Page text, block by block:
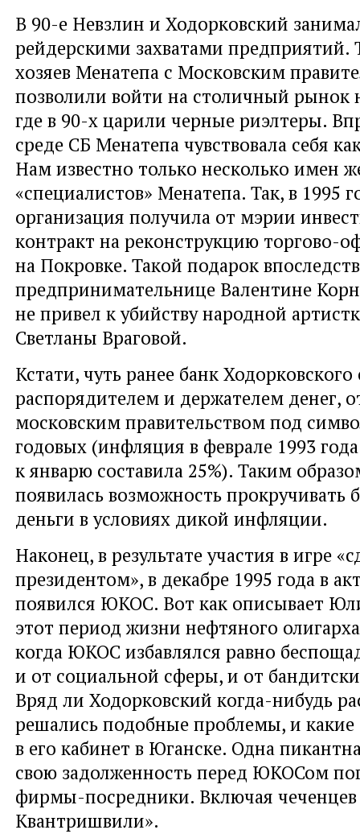
В 90-е Невзлин и Ходорковский
рейдерскими захватами предприятий.
хозяев Менатепа с Московским
позволили войти на столичный рынок
где в 90-х царили черные риэлтеры.
среде СБ Менатепа чувствовала себя
Нам известно только несколько имен
«специалистов» Менатепа. Так, в 1995
организация получила от мэрии
контракт на реконструкцию торгово-
на Покровке. Такой подарок
предпринимательнице Валентине
не привел к убийству народной
Светланы Враговой.
Кстати, чуть ранее банк Ходорковского
распорядителем и держателем денег,
московским правительством под
годовых (инфляция в феврале 1993
к январю составила 25%). Таким
появилась возможность прокручивать
деньги в условиях дикой инфляции.
Наконец, в результате участия в игре
президентом», в декабре 1995 года в
появился ЮКОС. Вот как описывает
этот период жизни нефтяного
когда ЮКОС избавлялся равно
и от социальной сферы, и от
Вряд ли Ходорковский когда-нибудь
решались подобные проблемы, и
в его кабинет в Юганске. Одна
свою задолженность перед ЮКОСом
фирмы-посредники. Включая
Квантришвили».